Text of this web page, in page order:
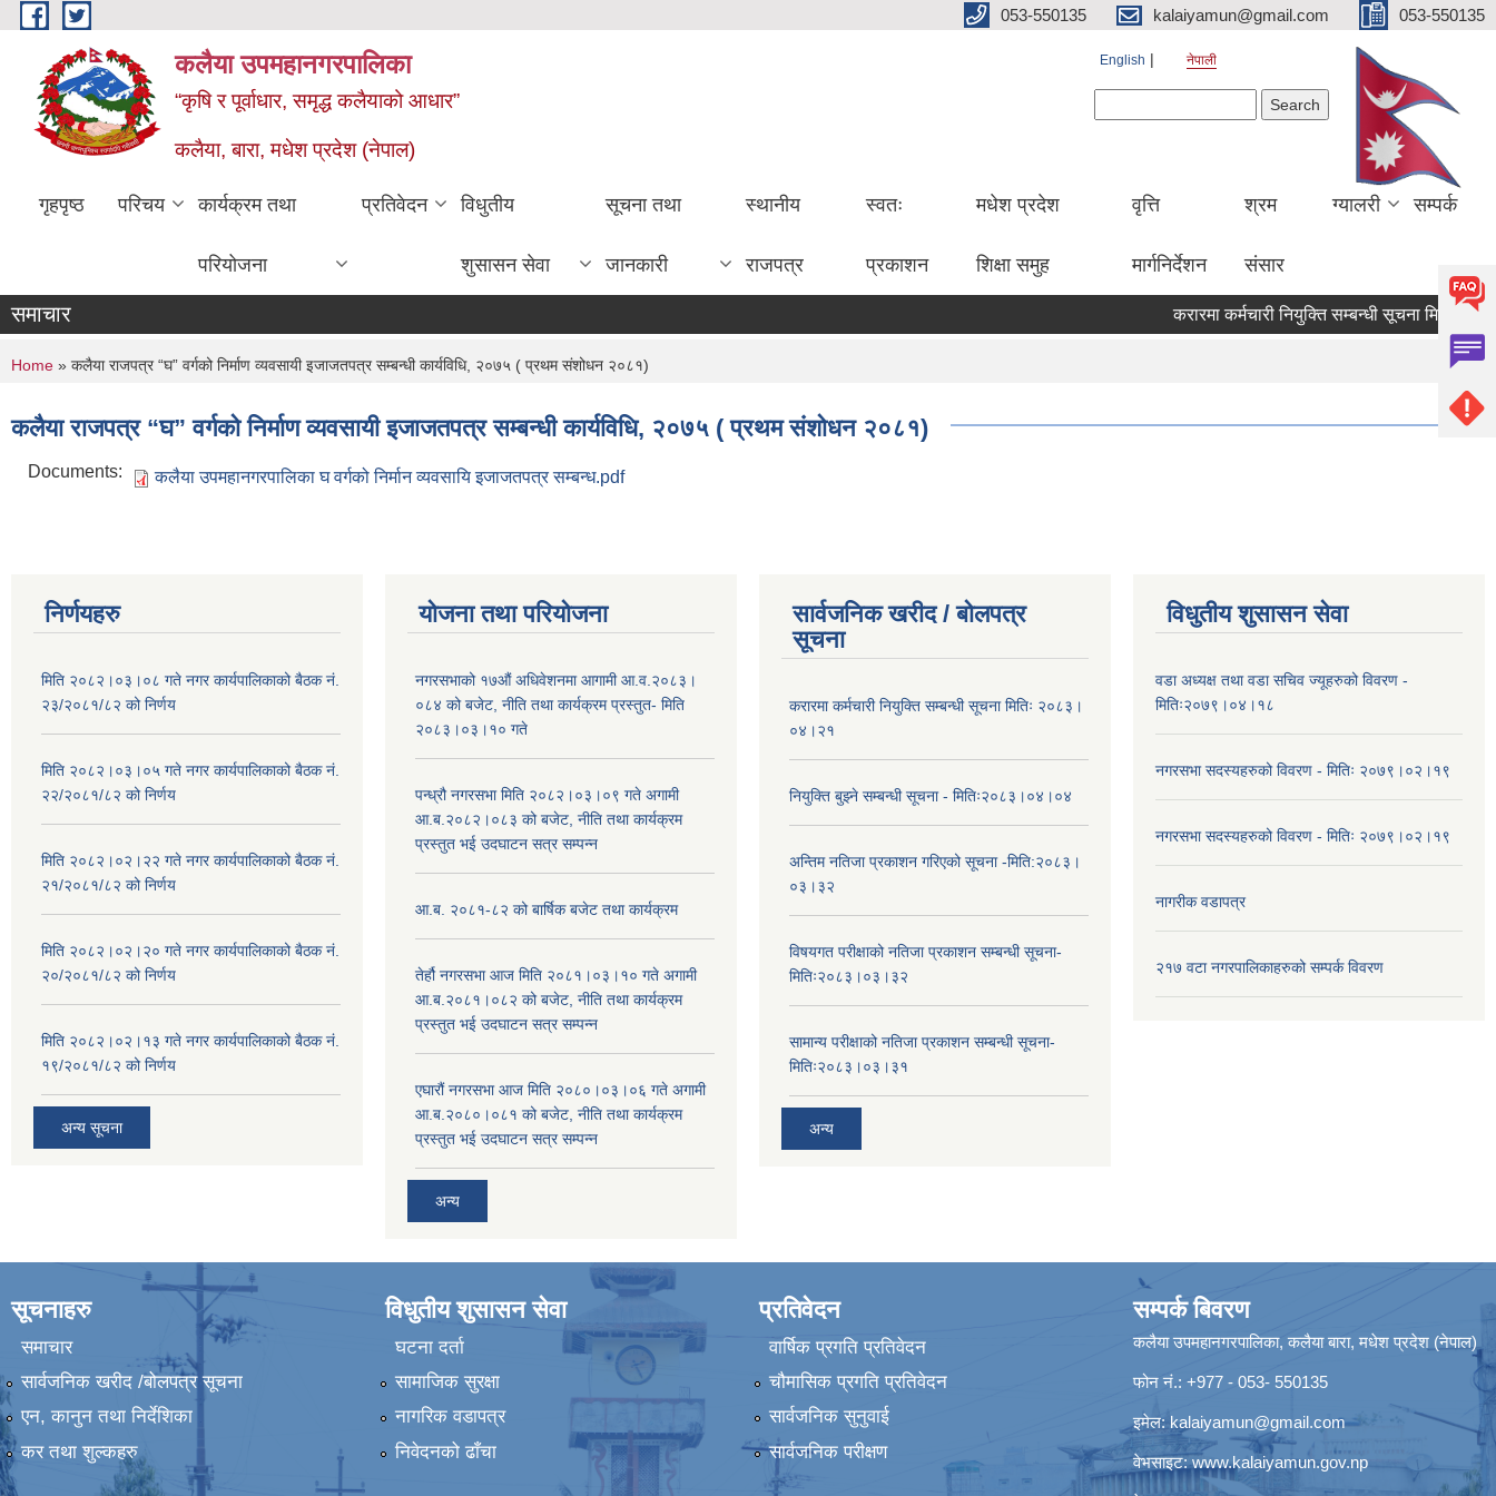
Skip to main content 053-550135 kalaiyamun@gmail.com 053-550135
कलैया उपमहानगरपालिका
“कृषि र पूर्वाधार, समृद्ध कलैयाको आधार”
कलैया, बारा, मधेश प्रदेश (नेपाल)
English नेपाली
गृहपृष्ठ परिचय कार्यक्रम तथा
परियोजना
प्रतिवेदन विधुतीय
शुसासन सेवा
सूचना तथा
जानकारी
स्थानीय
राजपत्र
स्वतः
प्रकाशन
मधेश प्रदेश
शिक्षा समुह
वृत्ति
मार्गनिर्देशन
श्रम
संसार
ग्यालरी सम्पर्क
समाचार करारमा कर्मचारी नियुक्ति सम्बन्धी सूचना मितिः
You are here
Home » कलैया राजपत्र “घ” वर्गको निर्माण व्यवसायी इजाजतपत्र सम्बन्धी कार्यविधि, २०७५ ( प्रथम संशोधन २०८१)
कलैया राजपत्र “घ” वर्गको निर्माण व्यवसायी इजाजतपत्र सम्बन्धी कार्यविधि, २०७५ ( प्रथम संशोधन २०८१)
Documents: कलैया उपमहानगरपालिका घ वर्गको निर्मान व्यवसायि इजाजतपत्र सम्बन्ध.pdf
निर्णयहरु
मिति २०८२।०३।०८ गते नगर कार्यपालिकाको बैठक नं.
२३/२०८१/८२ को निर्णय
मिति २०८२।०३।०५ गते नगर कार्यपालिकाको बैठक नं.
२२/२०८१/८२ को निर्णय
मिति २०८२।०२।२२ गते नगर कार्यपालिकाको बैठक नं.
२१/२०८१/८२ को निर्णय
मिति २०८२।०२।२० गते नगर कार्यपालिकाको बैठक नं.
२०/२०८१/८२ को निर्णय
मिति २०८२।०२।१३ गते नगर कार्यपालिकाको बैठक नं.
१९/२०८१/८२ को निर्णय
अन्य सूचना
योजना तथा परियोजना
नगरसभाको १७औं अधिवेशनमा आगामी आ.व.२०८३।
०८४ को बजेट, नीति तथा कार्यक्रम प्रस्तुत- मिति
२०८३।०३।१० गते
पन्ध्रौ नगरसभा मिति २०८२।०३।०९ गते अगामी
आ.ब.२०८२।०८३ को बजेट, नीति तथा कार्यक्रम
प्रस्तुत भई उदघाटन सत्र सम्पन्न
आ.ब. २०८१-८२ को बार्षिक बजेट तथा कार्यक्रम
तेर्हौ नगरसभा आज मिति २०८१।०३।१० गते अगामी
आ.ब.२०८१।०८२ को बजेट, नीति तथा कार्यक्रम
प्रस्तुत भई उदघाटन सत्र सम्पन्न
एघारौं नगरसभा आज मिति २०८०।०३।०६ गते अगामी
आ.ब.२०८०।०८१ को बजेट, नीति तथा कार्यक्रम
प्रस्तुत भई उदघाटन सत्र सम्पन्न
अन्य
सार्वजनिक खरीद / बोलपत्र
सूचना
करारमा कर्मचारी नियुक्ति सम्बन्धी सूचना मितिः २०८३।
०४।२१
नियुक्ति बुझ्ने सम्बन्धी सूचना - मितिः२०८३।०४।०४
अन्तिम नतिजा प्रकाशन गरिएको सूचना -मिति:२०८३।
०३।३२
विषयगत परीक्षाको नतिजा प्रकाशन सम्बन्धी सूचना-
मितिः२०८३।०३।३२
सामान्य परीक्षाको नतिजा प्रकाशन सम्बन्धी सूचना-
मितिः२०८३।०३।३१
अन्य
विधुतीय शुसासन सेवा
वडा अध्यक्ष तथा वडा सचिव ज्यूहरुको विवरण -
मितिः२०७९।०४।१८
नगरसभा सदस्यहरुको विवरण - मितिः २०७९।०२।१९
नगरसभा सदस्यहरुको विवरण - मितिः २०७९।०२।१९
नागरीक वडापत्र
२१७ वटा नगरपालिकाहरुको सम्पर्क विवरण
सूचनाहरु
समाचार
सार्वजनिक खरीद /बोलपत्र सूचना
एन, कानुन तथा निर्देशिका
कर तथा शुल्कहरु
विधुतीय शुसासन सेवा
घटना दर्ता
सामाजिक सुरक्षा
नागरिक वडापत्र
निवेदनको ढाँचा
प्रतिवेदन
वार्षिक प्रगति प्रतिवेदन
चौमासिक प्रगति प्रतिवेदन
सार्वजनिक सुनुवाई
सार्वजनिक परीक्षण
सम्पर्क बिवरण
कलैया उपमहानगरपालिका, कलैया बारा, मधेश प्रदेश (नेपाल)
फोन नं.: +977 - 053- 550135
इमेल: kalaiyamun@gmail.com
वेभसाइट:www.kalaiyamun.gov.np